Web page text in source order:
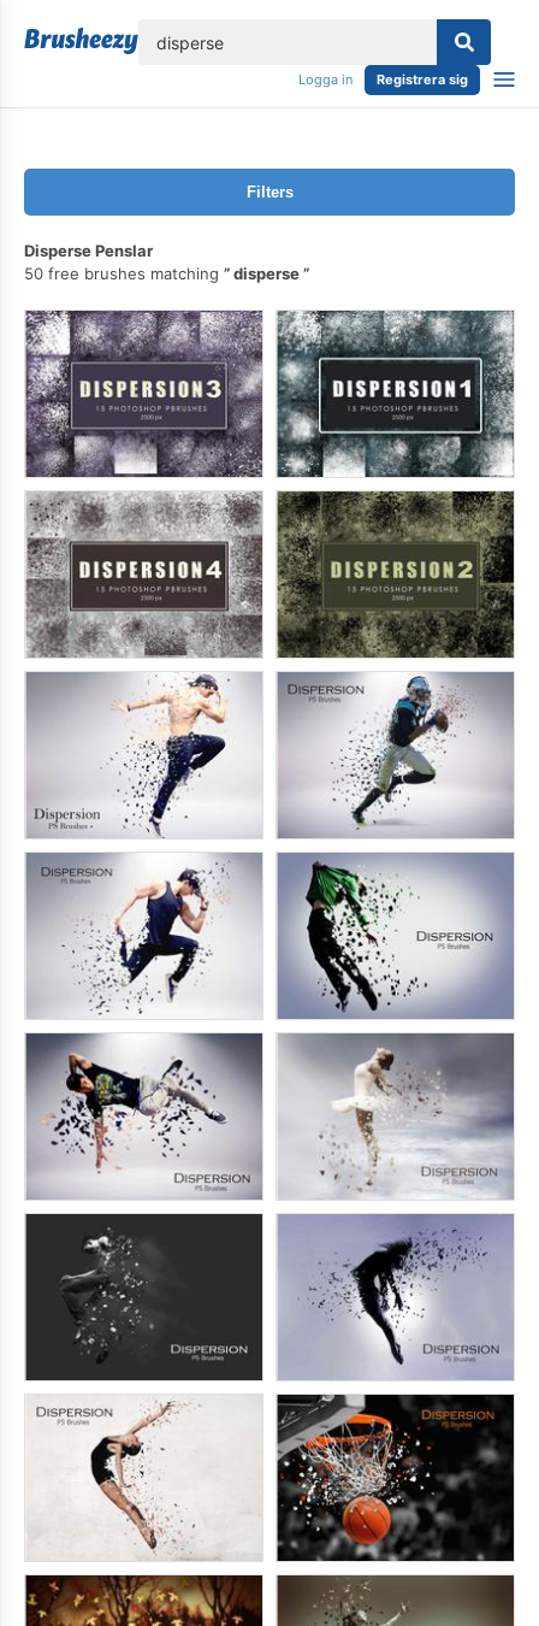
Logga in Registrera sig
Filters
Disperse Penslar
50 free brushes matching
disperse